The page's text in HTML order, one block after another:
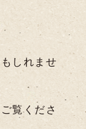
しれませ
覧くださ